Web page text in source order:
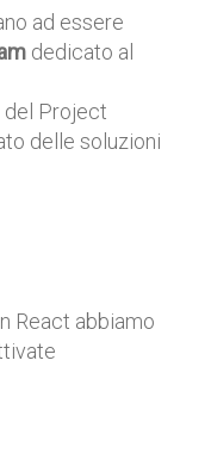
ad essere
dedicato al
del Project
delle soluzioni
React abbiamo